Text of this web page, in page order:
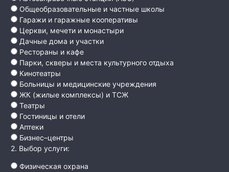
Общеобразовательные и частные школы
Гаражи и гаражные кооперативы
Церкви, мечети и монастыри
Дачные дома и участки
Рестораны и кафе
Парки, скверы и места культурного отдыха
Кинотеатры
Больницы и медицинские учреждения
ЖК (жилые комплексы) и ТСЖ
Театры
Гостиницы и отели
Аптеки
Бизнес–центры
2. Выбор услуги:
Физическая охрана